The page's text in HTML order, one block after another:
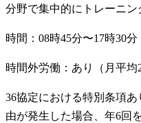
分野で集中的にトレーニン
時間：08時45分〜17時30分
時間外労働：あり（月平均
36協定における特別条項
由が発生した場合、年6回